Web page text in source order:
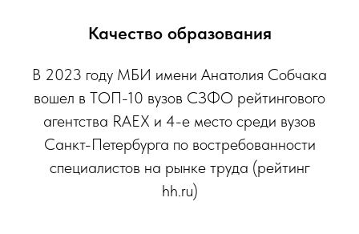
Качество образования
В 2023 году МБИ имени Анатолия Собчака
вошел в ТОП-10 вузов СЗФО рейтингового
агентства RAEX и 4-е место среди вузов
Санкт-Петербурга по востребованности
специалистов на рынке труда (рейтинг
hh.ru)